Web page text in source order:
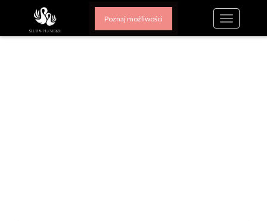
Poznaj możliwości